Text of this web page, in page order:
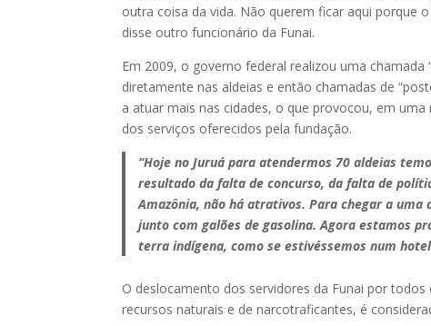
outra coisa da vida. Não querem ficar aqui porque
disse outro funcionário da Funai.
Em 2009, o governo federal realizou uma chamada
diretamente nas aldeias e então chamadas de
a atuar mais nas cidades, o que provocou, em
dos serviços oferecidos pela fundação.
“Hoje no Juruá para atendermos 70 aldeias
resultado da falta de concurso, da falta de
Amazônia, não há atrativos. Para chegar a
junto com galões de gasolina. Agora estamos
terra indígena, como se estivéssemos num
O deslocamento dos servidores da Funai por
recursos naturais e de narcotraficantes, é